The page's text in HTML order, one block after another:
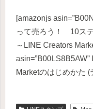
[amazonjs
って売ろう！ 10ス
～LINE Creators
asin=”B00LS8B5AW”
Marketのはじめかた (